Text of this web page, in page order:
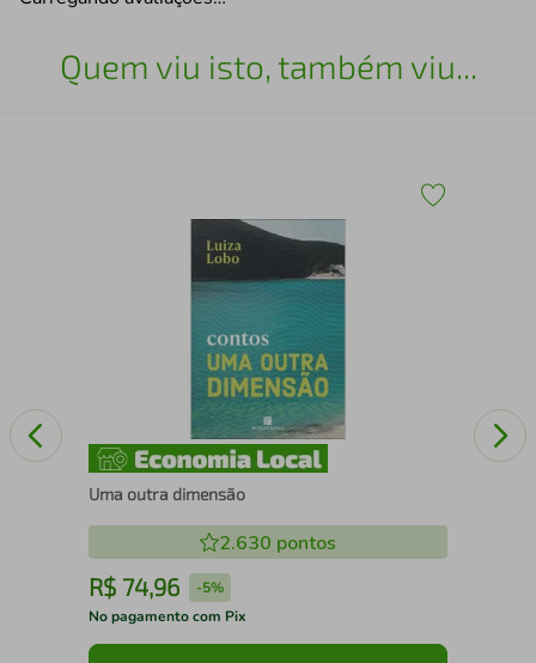
Quem viu isto, também viu...
Uma outra dimensão
2.630 pontos
R$ 74,96 -5%
No pagamento com Pix